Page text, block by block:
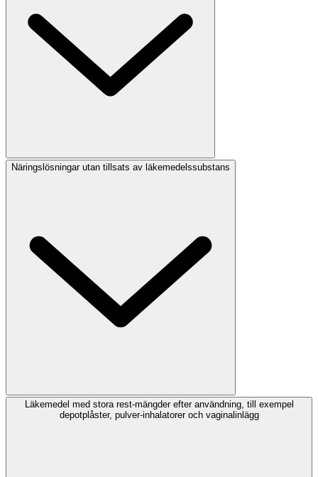
Näringslösningar utan tillsats av läkemedelssubstans
Läkemedel med stora rest-mängder efter användning, till exempel
depotplåster, pulver-inhalatorer och vaginalinlägg